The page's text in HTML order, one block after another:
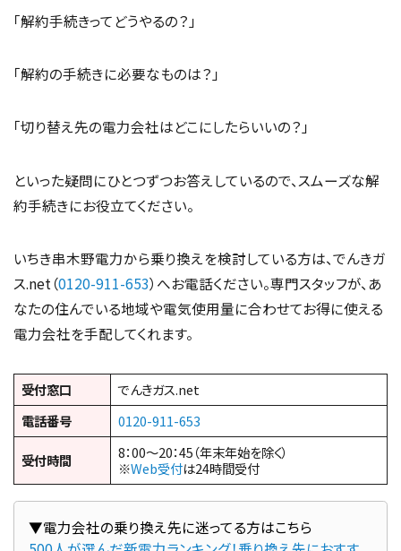
「解約手続きってどうやるの？」
「解約の手続きに必要なものは？」
「切り替え先の電力会社はどこにしたらいいの？」
といった疑問にひとつずつお答えしているので、スムーズな解
約手続きにお役立てください。
いちき串木野電力から乗り換えを検討している方は、でんきガ
ス.net（0120-911-653）へお電話ください。専門スタッフが、あ
なたの住んでいる地域や電気使用量に合わせてお得に使える
電力会社を手配してくれます。
受付窓口
でんきガス.net
電話番号
0120-911-653
受付時間
8：00～20：45（年末年始を除く）
※Web受付は24時間受付